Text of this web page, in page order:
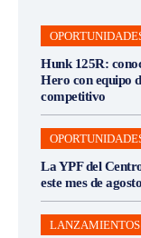
Hunk 125R:
Hero con equipo
competitivo
La YPF del
este mes de agosto
LANZAMIENTOS